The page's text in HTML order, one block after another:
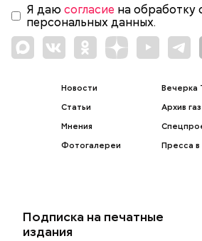
Я даю согласие на обработку
персональных данных.
Новости
Статьи
Мнения
Фотогалереи
Вечерка
Архив
Пресса в
Подписка на печатные
издания